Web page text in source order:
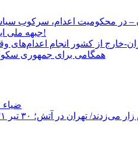
– در محکومیت اعدام، سرکوب
جبهه ملی ایران: ماشین اعدام را متوقف کنید!
خارج از کشور انجام اعدام‌های
همگامی برای جمهوری
تیر ۱۳۳۱ میدان بهارستان چه خبر بود؟